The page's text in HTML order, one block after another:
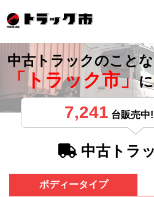
中古トラッ
トラック買
トラック市
加盟店一覧
お問い合わせ
中古トラックのこと
「トラック市」
中古トラ
7,241 台販売中
ボディータイプ